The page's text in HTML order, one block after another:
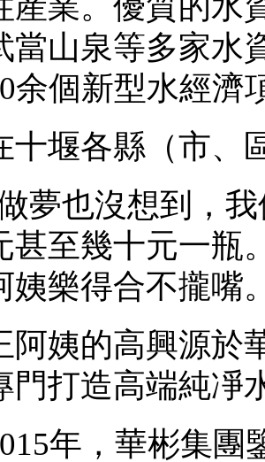
當山泉等多家水
余個新型水經濟
各縣（市、區
也沒想到，我
甚至幾十元一瓶
姨樂得合不攏嘴
的高興源於華
門打造高端純凈
年，華彬集團